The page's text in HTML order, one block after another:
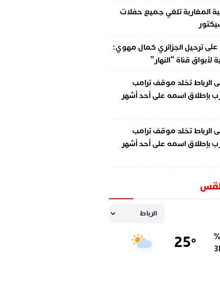
المغاربة تلغي جميع حفلات
علىترحيل الجزائري كمال مهوي:
قناة “النهار”
الرباط تخلد موقف ترامب
بإطلاق اسمه على أحد أشهر
الرباط تخلد موقف ترامب
بإطلاق اسمه على أحد أشهر
%
3
25°